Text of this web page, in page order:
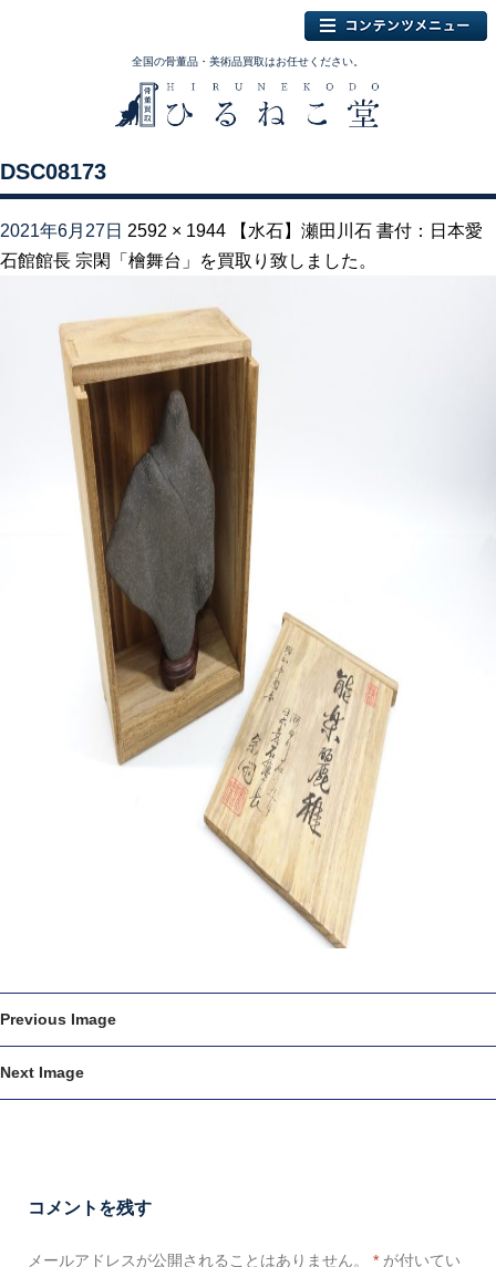
全国の骨董品・美術品買取はお任せください。
DSC08173
2021年6月27日 2592 × 1944
【水石】瀬田川石 書付：日本愛
石館館長 宗閑「檜舞台」を買取り致しました。
Previous Image
Next Image
コメントを残す
メールアドレスが公開されることはありません。 * が付いてい